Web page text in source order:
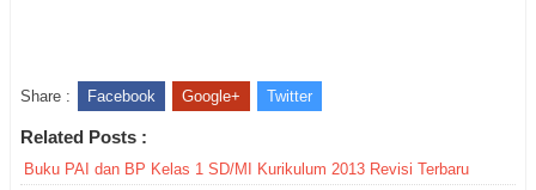
Share : Facebook Google+ Twitter
Related Posts :
Buku PAI dan BP Kelas 1 SD/MI Kurikulum 2013 Revisi Terbaru